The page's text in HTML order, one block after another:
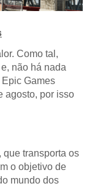
Como tal,
não há nada
Games
agosto, por isso
que transporta os
o objetivo de
mundo dos